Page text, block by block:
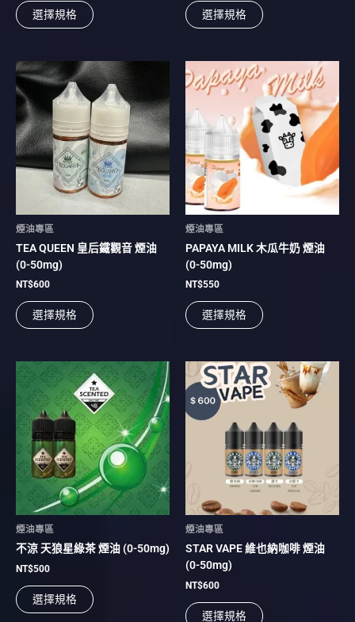
選擇規格
擇
選擇規格
擇
煙油專區
TEA QUEEN 皇后鐵觀音 煙油
(0-50mg)
NT$600
選擇規格
此
產
品
多
種
款
式。
可
在
品
擇
煙油專區
PAPAYA MILK 木瓜牛奶 煙油
(0-50mg)
NT$550
選擇規格
此
產
品
有
多
種
款
式。
在
品
擇
煙油專區
不涼 天狼星綠茶 煙油 (0-50mg)
NT$500
選擇規格
此
產
品
有
多
種
款
式。
可
在
品
選
煙油專區
STAR VAPE 維也納咖啡 煙油
(0-50mg)
NT$600
選擇規格
此
產
品
多
種
款
式。
可
在
品
擇